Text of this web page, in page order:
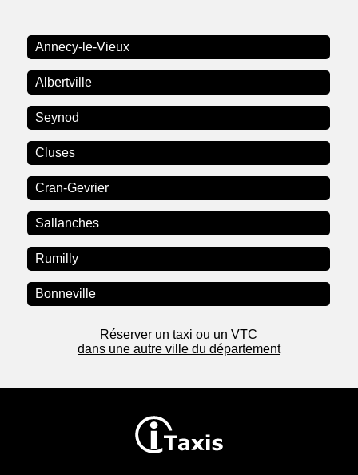
Annecy-le-Vieux
Albertville
Seynod
Cluses
Cran-Gevrier
Sallanches
Rumilly
Bonneville
Réserver un taxi ou un VTC
dans une autre ville du département